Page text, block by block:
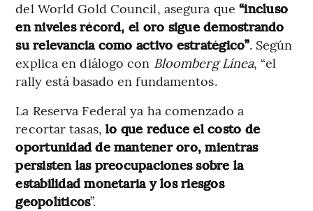
del World Gold Council, asegura que “incluso
en niveles récord, el oro sigue demostrando
su relevancia como activo estratégico”. Según
explica en diálogo con Bloomberg Línea, “el
rally está basado en fundamentos.
La Reserva Federal ya ha comenzado a
recortar tasas, lo que reduce el costo de
oportunidad de mantener oro, mientras
persisten las preocupaciones sobre la
estabilidad monetaria y los riesgos
geopolíticos”.